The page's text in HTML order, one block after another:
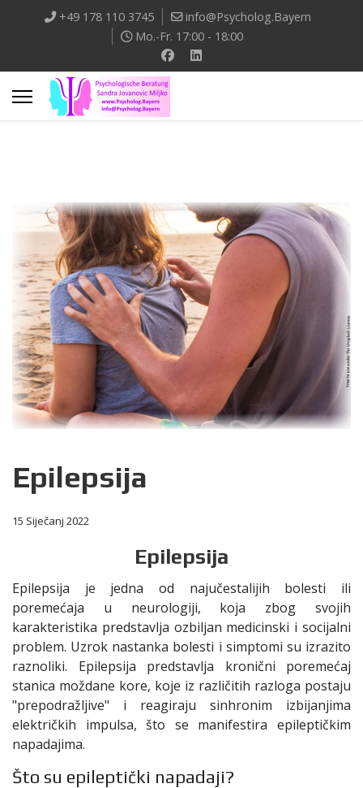
+49 178 110 3745
info@Psycholog.Bayern
Mo.-Fr. 17:00 - 18:00
Epilepsija
15 Siječanj 2022
Epilepsija
Epilepsija je jedna od najučestalijih bolesti ili
poremećaja u neurologiji, koja zbog svojih
karakteristika predstavlja ozbiljan medicinski i socijalni
problem. Uzrok nastanka bolesti i simptomi su izrazito
raznoliki. Epilepsija predstavlja kronični poremećaj
stanica moždane kore, koje iz različitih razloga postaju
"prepodražljive" i reagiraju sinhronim izbijanjima
električkih impulsa, što se manifestira epileptičkim
napadajima.
Što su epileptički napadaji?